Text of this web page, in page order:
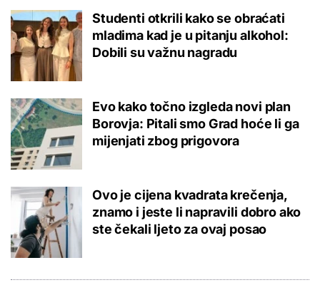
Studenti otkrili kako se obraćati
mladima kad je u pitanju alkohol:
Dobili su važnu nagradu
Evo kako točno izgleda novi plan
Borovja: Pitali smo Grad hoće li ga
mijenjati zbog prigovora
Ovo je cijena kvadrata krečenja,
znamo i jeste li napravili dobro ako
ste čekali ljeto za ovaj posao